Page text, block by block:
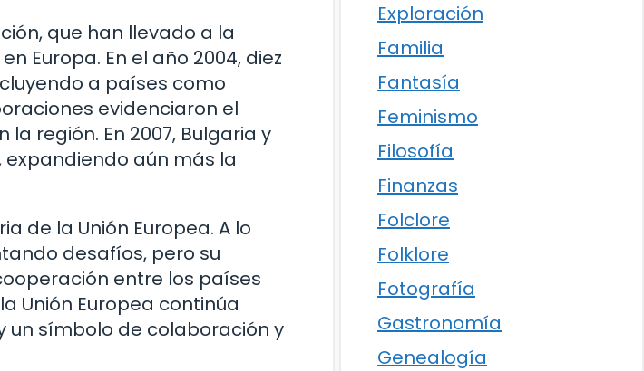
que han llevado a la
Europa. En el año 2004, diez
a países como
evidenciaron el
región. En 2007, Bulgaria y
expandiendo aún más la
de la Unión Europea. A lo
desafíos, pero su
entre los países
Unión Europea continúa
un símbolo de colaboración y
Exploración
Familia
Fantasía
Feminismo
Filosofía
Finanzas
Folclore
Folklore
Fotografía
Gastronomía
Genealogía